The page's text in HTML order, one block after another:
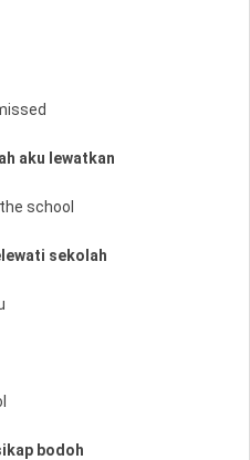
aku lewatkan
school
sekolah
bodoh